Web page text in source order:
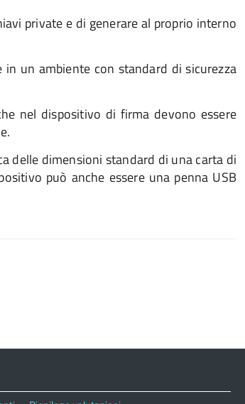
private e di generare al proprio interno
un ambiente con standard di sicurezza
nel dispositivo di firma devono essere
delle dimensioni standard di una carta di
può anche essere una penna USB